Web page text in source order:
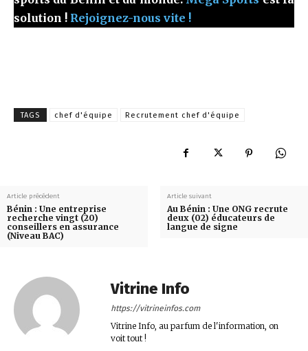
solution ! Rejoignez-nous vite !
TAGS chef d'équipe Recrutement chef d'équipe
Article précédent
Bénin : Une entreprise
recherche vingt (20)
conseillers en assurance
(Niveau BAC)
Article suivant
Au Bénin : Une ONG recrute
deux (02) éducateurs de
langue de signe
Vitrine Info
https://vitrineinfos.com
Vitrine Info, au parfum de l'information, on
voit tout !